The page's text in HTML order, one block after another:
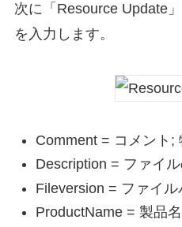
次に「Resource Update
を入力します。
Comment = コメント;
Description = ファイ
Fileversion = ファイル
ProductName = 製品名